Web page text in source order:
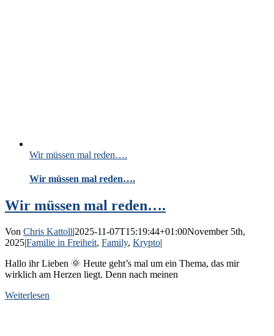
Wir müssen mal reden….
Wir müssen mal reden….
Wir müssen mal reden….
Von Chris Kattoll|2025-11-07T15:19:44+01:00November 5th,
2025|Familie in Freiheit, Family, Krypto|
Hallo ihr Lieben 🌞 Heute geht’s mal um ein Thema, das mir
wirklich am Herzen liegt. Denn nach meinen
Weiterlesen